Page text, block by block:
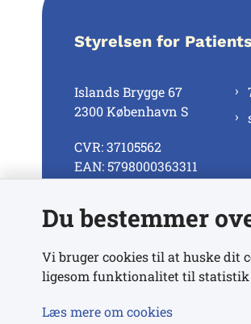
Styrelsen for
Islands Brygge 67
2300 København S
CVR: 37105562
EAN: 5798000363311
Se alle kontaktnumre
Du bestemmer
Vi bruger cookies til at huske dit
ligesom funktionalitet til statistik
Læs mere om cookies